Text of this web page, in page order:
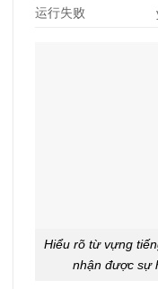
运行失败
Hiểu rõ từ vựng
nhận được sự